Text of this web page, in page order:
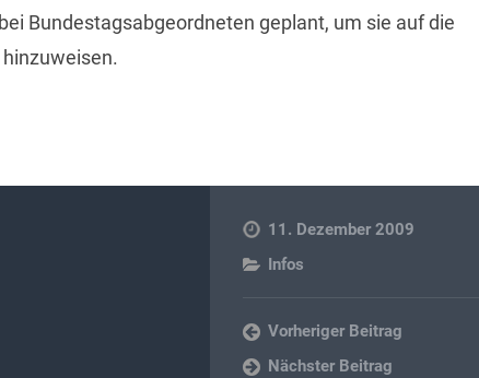
Bundestagsabgeordneten geplant, um sie auf die
11. Dezember 2009
Infos
Vorheriger Beitrag
Nächster Beitrag